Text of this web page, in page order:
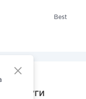
Best
услуги